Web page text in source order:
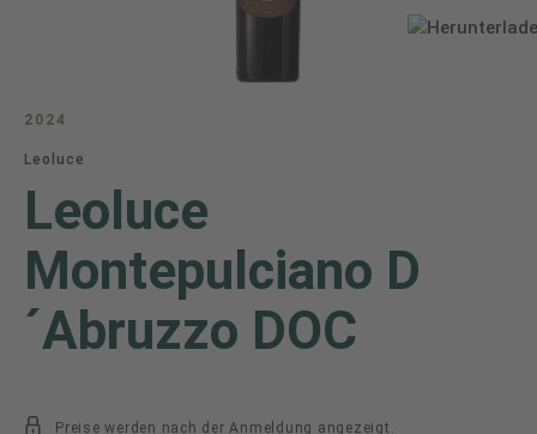
2024
Leoluce
Leoluce
Montepulciano D
´Abruzzo DOC
Preise werden nach der Anmeldung angezeigt.